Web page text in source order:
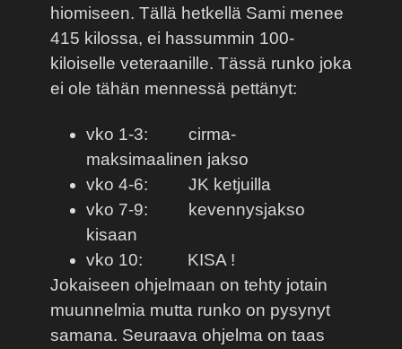
hiomiseen. Tällä hetkellä Sami menee
415 kilossa, ei hassummin 100-
kiloiselle veteraanille. Tässä runko joka
ei ole tähän mennessä pettänyt:
vko 1-3:
cirma-
maksimaalinen jakso
vko 4-6:
JK ketjuilla
vko 7-9:
kevennysjakso
kisaan
vko 10:
KISA !
Jokaiseen ohjelmaan on tehty jotain
muunnelmia mutta runko on pysynyt
samana. Seuraava ohjelma on taas